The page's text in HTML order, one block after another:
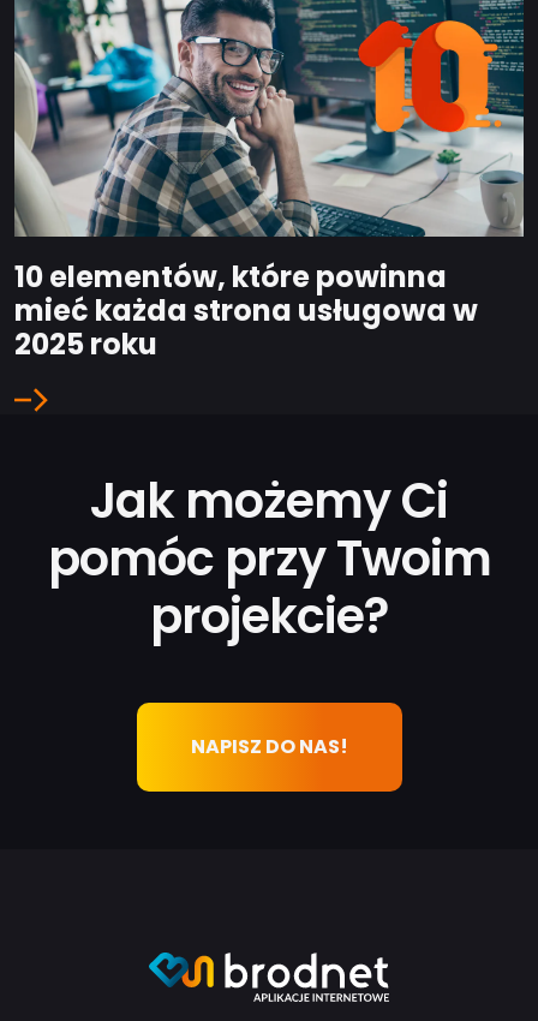
10 elementów, które powinna
mieć każda strona usługowa w
2025 roku
Jak możemy Ci
pomóc przy Twoim
projekcie?
NAPISZ DO NAS!